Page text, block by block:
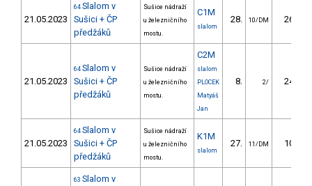
21.05.2023
64 Slalom v
Sušici + ČP
předžáků
Sušice nádraží
u železničního
mostu.
C1M
slalom
28. 10/DM 26.25
21.05.2023
64 Slalom v
Sušici + ČP
předžáků
Sušice nádraží
u železničního
mostu.
C2M
slalom
PLOCEK
Matyáš
Jan
8. 2/ 24.33
21.05.2023
64 Slalom v
Sušici + ČP
předžáků
Sušice nádraží
u železničního
mostu.
K1M
slalom
27. 11/DM 10.46
63 Slalom v